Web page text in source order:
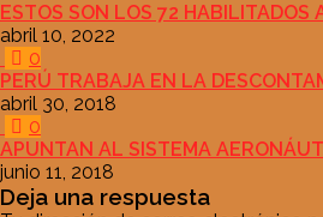
ESTOS SON LOS 72 HABILITADOS
abril 10, 2022
0
PERÚ TRABAJA EN LA
abril 30, 2018
0
APUNTAN AL SISTEMA
junio 11, 2018
Deja una respuesta